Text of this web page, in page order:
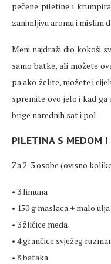
pečene piletine i
zanimljivu aromu i mislim
Meni najdraži dio kokoši
samo batke, ali možete
pa ako želite, možete i
spremite ovo jelo i kad ga
brige narednih sat i pol.
PILETINA S MEDOM
Za 2-3 osobe (ovisno
• 3 limuna
• 150 g maslaca + malo
• 3 žličice meda
• 4 grančice svježeg
• 8 bataka